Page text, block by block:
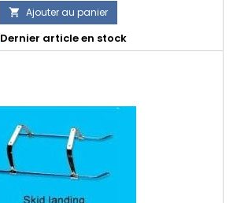
 Ajouter au panier
Dernier article en stock